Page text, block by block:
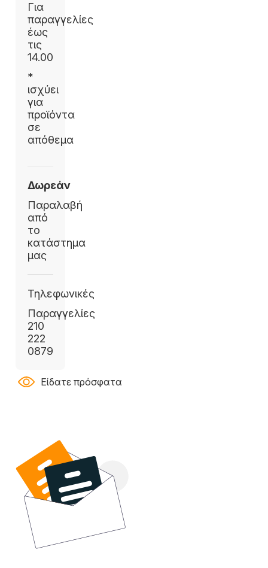
Για
παραγγελίες
έως
τις
14.00
*
ισχύει
για
προϊόντα
σε
απόθεμα
Δωρεάν
Παραλαβή
από
το
κατάστημα
μας
Τηλεφωνικές
Παραγγελίες
210
222
0879
Είδατε πρόσφατα